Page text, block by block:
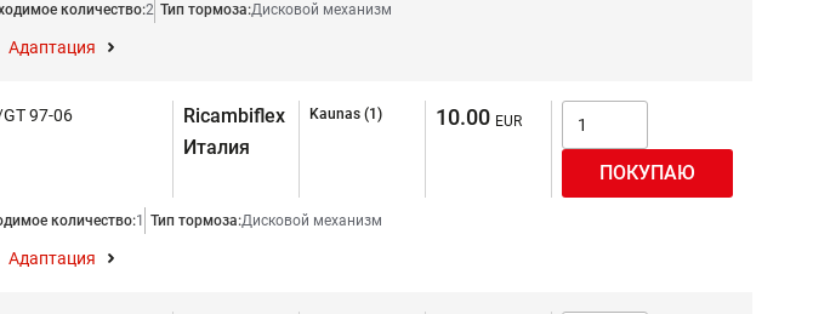
количество:2 Тип тормоза:Дисковой механизм
Адаптация
97-06
Ricambiflex
Италия
Kaunas (1) 10.00
количество:1 Тип тормоза:Дисковой механизм
Адаптация